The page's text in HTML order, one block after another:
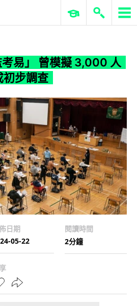
ERP 與商業 AI
易」 曾模擬 3,000 人
初步調查
日期
05-22
閱讀時間
2分鐘